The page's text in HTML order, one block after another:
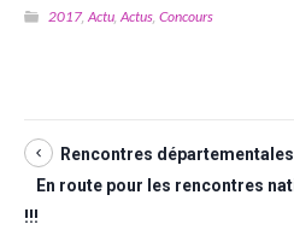
2017 Actu Actus Concours
Rencontres
En route pour les rencontres
!!!